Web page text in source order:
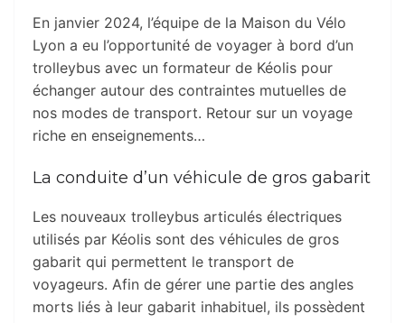
En janvier 2024, l’équipe de la Maison du Vélo
Lyon a eu l’opportunité de voyager à bord d’un
trolleybus avec un formateur de Kéolis pour
échanger autour des contraintes mutuelles de
nos modes de transport. Retour sur un voyage
riche en enseignements…
La conduite d’un véhicule de gros gabarit
Les nouveaux trolleybus articulés électriques
utilisés par Kéolis sont des véhicules de gros
gabarit qui permettent le transport de
voyageurs. Afin de gérer une partie des angles
morts liés à leur gabarit inhabituel, ils possèdent